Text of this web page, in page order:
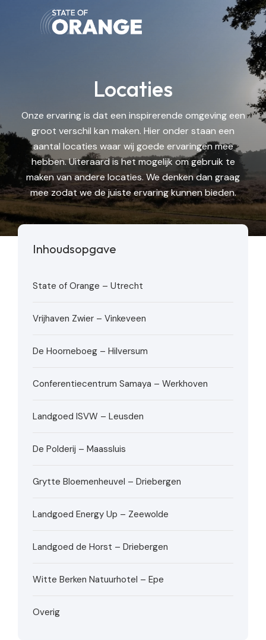
Locaties
Onze ervaring is dat een inspirerende omgeving een
groot verschil kan maken. Hier onder staan een
aantal locaties waar wij goede ervaringen mee
hebben. Uiteraard is het mogelijk om gebruik te
maken van andere locaties. We denken dan graag
mee zodat we de juiste ervaring kunnen bieden.
Inhoudsopgave
State of Orange – Utrecht
Vrijhaven Zwier – Vinkeveen
De Hoorneboeg – Hilversum
Conferentiecentrum Samaya – Werkhoven
Landgoed ISVW – Leusden
De Polderij – Maassluis
Grytte Bloemenheuvel – Driebergen
Landgoed Energy Up – Zeewolde
Landgoed de Horst – Driebergen
Witte Berken Natuurhotel – Epe
Overig